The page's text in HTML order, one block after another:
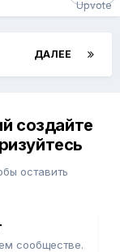
ДАЛЕЕ
создайте
оставить
сообществе.